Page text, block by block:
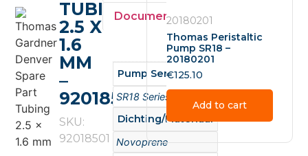
TUBING
2.5 X
1.6
MM
–
92018501
SKU:
92018501
Documenten
Pump Series
SR18 Series
Dichting/Materiaal
Novoprene
20180201
Thomas Peristaltic
Pump SR18 –
20180201
€125.10
Add to cart